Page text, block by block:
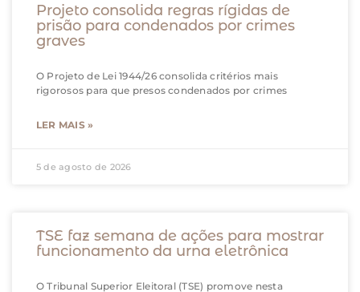
Projeto consolida regras rígidas de
prisão para condenados por crimes
graves
O Projeto de Lei 1944/26 consolida critérios mais
rigorosos para que presos condenados por crimes
LER MAIS »
5 de agosto de 2026
TSE faz semana de ações para mostrar
funcionamento da urna eletrônica
O Tribunal Superior Eleitoral (TSE) promove nesta